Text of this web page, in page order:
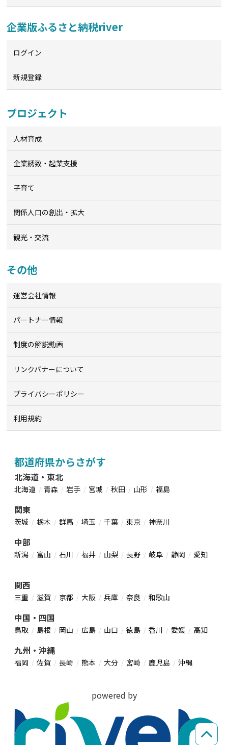
企業版ふるさと納税river
ログイン
新規登録
プロジェクト
人材育成
企業誘致・起業支援
子育て
関係人口の創出・拡大
観光・交流
その他
運営会社情報
パートナー情報
制度の解説動画
リンクバナーについて
プライバシーポリシー
利用規約
都道府県からさがす
北海道・東北
北海道 青森 岩手 宮城 秋田 山形 福島
関東
茨城 栃木 群馬 埼玉 千葉 東京 神奈川
中部
新潟 富山 石川 福井 山梨 長野 岐阜 静岡 愛知
関西
三重 滋賀 京都 大阪 兵庫 奈良 和歌山
中国・四国
鳥取 島根 岡山 広島 山口 徳島 香川 愛媛 高知
九州・沖縄
福岡 佐賀 長崎 熊本 大分 宮崎 鹿児島 沖縄
powered by